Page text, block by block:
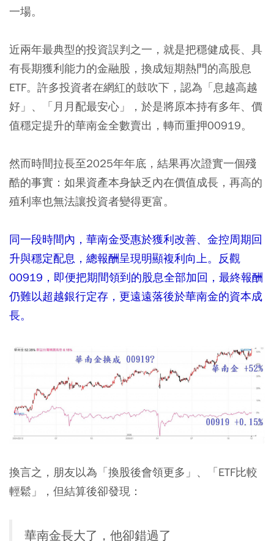
一場。
近兩年最典型的投資誤判之一，就是把穩健成長、具
有長期獲利能力的金融股，換成短期熱門的高股息
ETF。許多投資者在網紅的鼓吹下，認為「息越高越
好」、「月月配最安心」，於是將原本持有多年、價
值穩定提升的華南金全數賣出，轉而重押00919。
然而時間拉長至2025年年底，結果再次證實一個殘
酷的事實：如果資產本身缺乏內在價值成長，再高的
殖利率也無法讓投資者變得更富。
同一段時間內，華南金受惠於獲利改善、金控周期回
升與穩定配息，總報酬呈現明顯複利向上。反觀
00919，即便把期間領到的股息全部加回，最終報酬
仍難以超越銀行定存，更遠遠落後於華南金的資本成
長。
換言之，朋友以為「換股後會領更多」、「ETF比較
輕鬆」，但結算後卻發現：
華南金長大了，他卻錯過了